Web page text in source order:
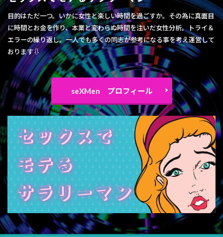
目的はただ一つ。いかに女性と楽しい時間を過ごすか。その為に真面目
に時間とお金を作り、本業と変わらぬ時間を注いだ女性分析。トライ＆
エラーの繰り返し。一人でも多くの同志が参考になる事を考え運営して
おります⇩
seXMen プロフィール